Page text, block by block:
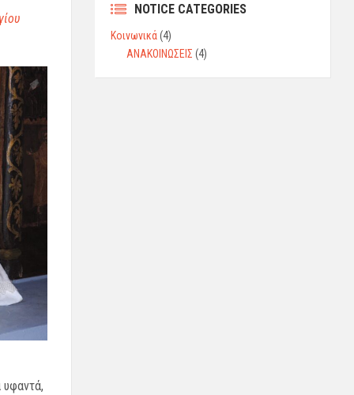
υφαντά,
NOTICE CATEGORIES
Κοινωνικά(4)
ΑΝΑΚΟΙΝΩΣΕΙΣ (4)